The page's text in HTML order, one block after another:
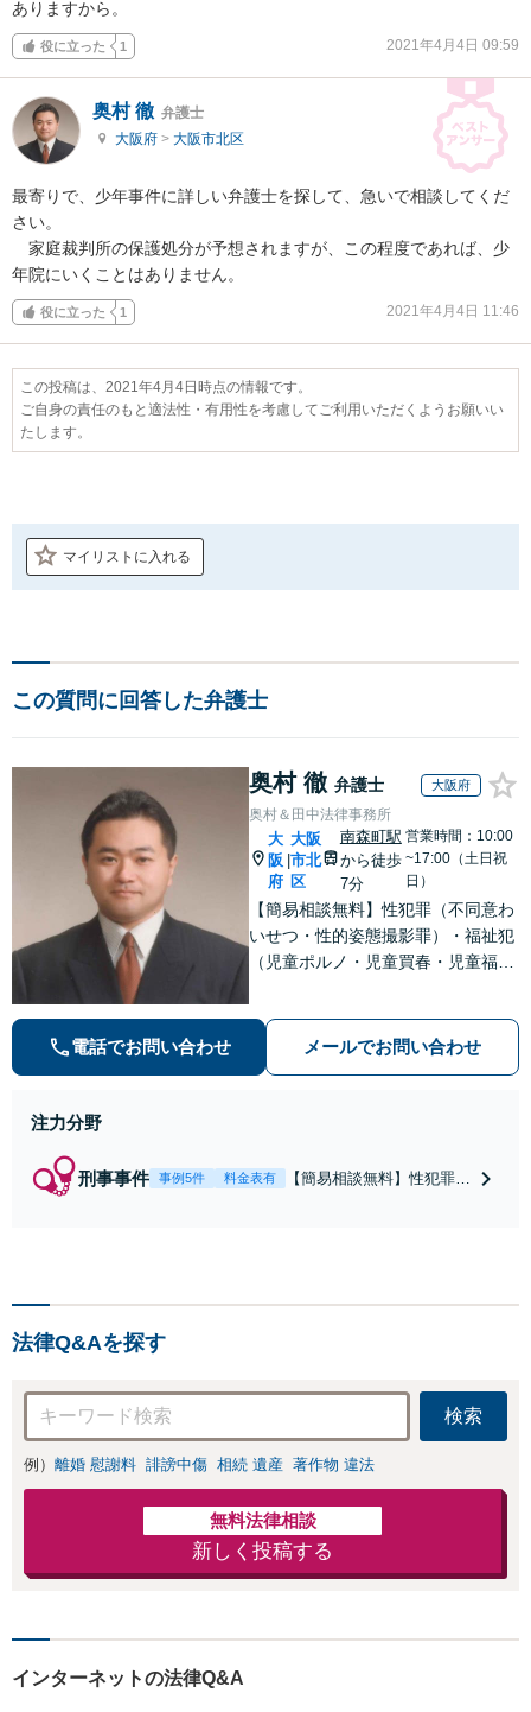
ありますから。
役に立った 1 2021年4月4日 09:59
奥村 徹 弁護士
大阪府 > 大阪市北区
最寄りで、少年事件に詳しい弁護士を探して、急いで相談してくだ
さい。
家庭裁判所の保護処分が予想されますが、この程度であれば、少
年院にいくことはありません。
役に立った 1 2021年4月4日 11:46
この投稿は、2021年4月4日時点の情報です。
ご自身の責任のもと適法性・有用性を考慮してご利用いただくようお願いい
たします。
マイリストに入れる
この質問に回答した弁護士
奥村 徹 弁護士 大阪府
奥村＆田中法律事務所
大
阪
府
大阪
市北
区
南森町駅
から徒歩
7分
営業時間：10:00
~17:00（土日祝
日）
【簡易相談無料】性犯罪（不同意わ
いせつ・性的姿態撮影罪）・福祉犯
（児童ポルノ・児童買春・児童福祉
等）に非常に詳しい弁護士です
電話でお問い合わせ メールでお問い合わせ
注力分野
刑事事件 事例5件 料金表有
【簡易相談無料】性犯罪
法律Q&Aを探す
検索
例） 離婚 慰謝料 誹謗中傷 相続 遺産 著作物 違法
無料法律相談
新しく投稿する
インターネットの法律Q&A